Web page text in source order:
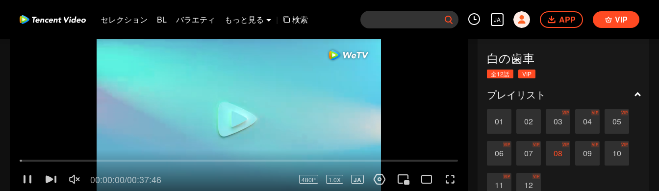
セレクション BL バラエティ もっと見る | 検索 JA APP VIP
白の歯車
全12話 VIP
プレイリスト
01 02 03
VIP
04
VIP
05
VIP
06
VIP
07
VIP
08
VIP
09
VIP
10
VIP
11
VIP
12
VIP